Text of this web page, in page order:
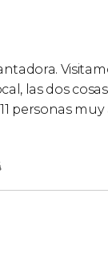
las dos
personas